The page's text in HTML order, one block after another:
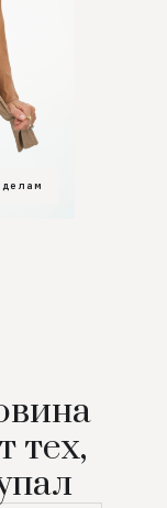
вечер
тех,